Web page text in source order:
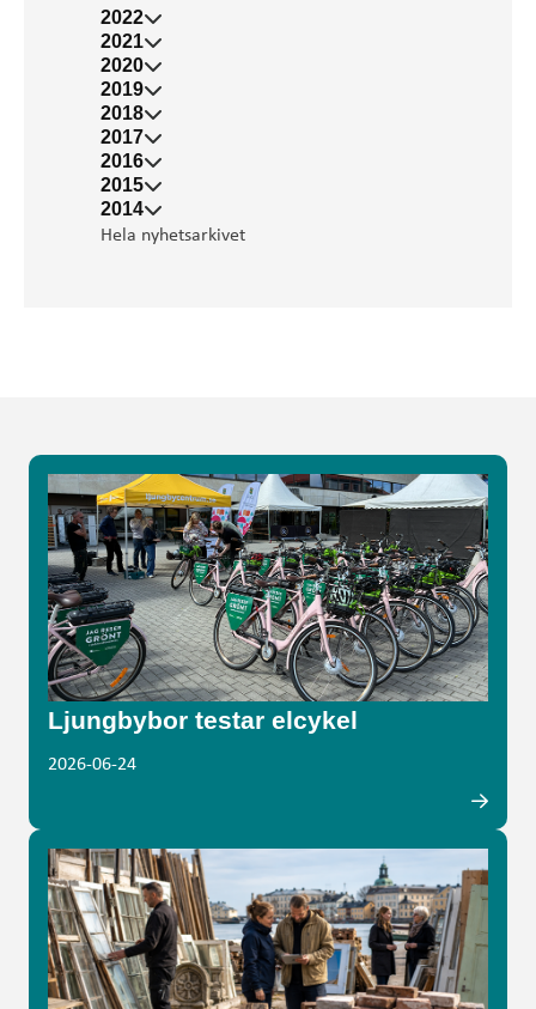
2022
2021
2020
2019
2018
2017
2016
2015
2014
Hela nyhetsarkivet
Ljungbybor testar elcykel
2026-06-24